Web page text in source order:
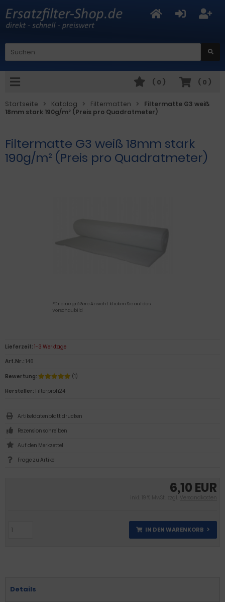
( 0 )
( 0 )
Startseite Katalog Filtermatten
Filtermatte G3 weiß
18mm stark 190g/m² (Preis pro Quadratmeter)
Filtermatte G3 weiß 18mm stark
190g/m² (Preis pro Quadratmeter)
Für eine größere Ansicht klicken Sie auf das
Vorschaubild
6,10 EUR
inkl. 19 % MwSt. zzgl. Versandkosten
IN DEN WARENKORB
Lieferzeit: 1-3 Werktage
Art.Nr.: 146
Bewertung:
(1)
Hersteller: Filterprofi24
Artikeldatenblatt drucken
Rezension schreiben
Frage zu Artikel
Details